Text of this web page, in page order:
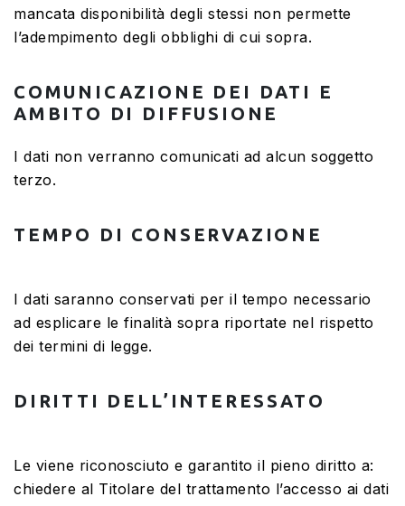
mancata disponibilità degli stessi non permette
l’adempimento degli obblighi di cui sopra.
COMUNICAZIONE DEI DATI E
AMBITO DI DIFFUSIONE
I dati non verranno comunicati ad alcun soggetto
terzo.
TEMPO DI CONSERVAZIONE
I dati saranno conservati per il tempo necessario
ad esplicare le finalità sopra riportate nel rispetto
dei termini di legge.
DIRITTI DELL’INTERESSATO
Le viene riconosciuto e garantito il pieno diritto a:
chiedere al Titolare del trattamento l’accesso ai dati